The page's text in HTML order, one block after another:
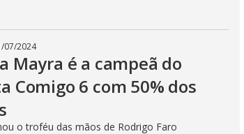
07/2024
Mayra é a campeã do
Comigo 6 com 50% dos
o troféu das mãos de Rodrigo Faro